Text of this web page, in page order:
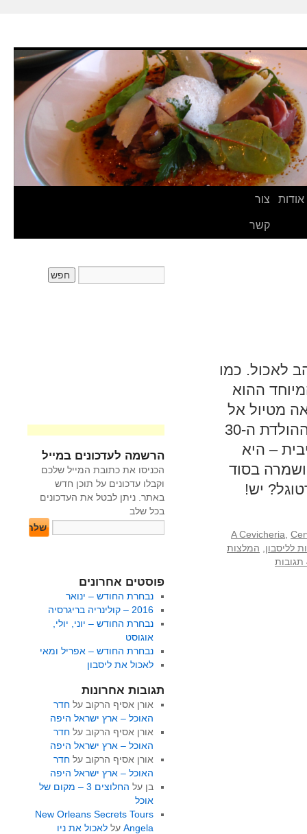
אודות צור
קשר
לאכול. כמו
ההוא
מטיול אל
מקומות שעדיין לא "התגלו" על ידי ההמון. לחגיגות יום ההולדת ה-30
– היא
בסוד
יש!
A Cevicheria
לליסבון
המלצות
הרשמה לעדכונים במייל
הכניסו את כתובת המייל שלכם
וקבלו עדכונים על תוכן חדש
באתר. ניתן לבטל את העדכונים
בכל שלב
פוסטים אחרונים
נבחרת החודש – ינואר
2016 – קולינריה בריגרסיה
נבחרת החודש – יוני, יולי,
אוגוסט
נבחרת החודש – אפריל ומאי
לאכול את ליסבון
תגובות אחרונות
אורן אסיף הרקוב על חדר
האוכל – ארץ ישראל היפה
אורן אסיף הרקוב על חדר
האוכל – ארץ ישראל היפה
אורן אסיף הרקוב על חדר
האוכל – ארץ ישראל היפה
בן על
החלוצים 3 – מקום של
אוכל
New Orleans Secrets Tours
Angelaעל לאכול את ניו